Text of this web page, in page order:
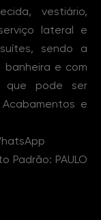
vestiário,
lateral e
sendo a
e com
que pode ser
e
Padrão: PAULO